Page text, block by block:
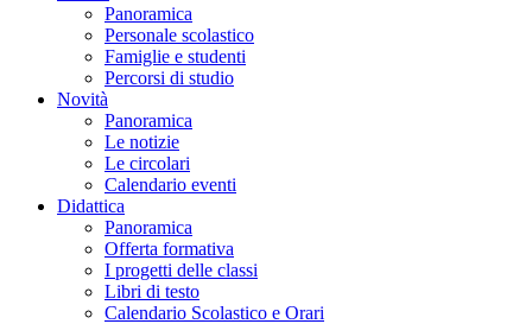
Panoramica
Personale scolastico
Famiglie e studenti
Percorsi di studio
Novità
Panoramica
Le notizie
Le circolari
Calendario eventi
Didattica
Panoramica
Offerta formativa
I progetti delle classi
Libri di testo
Calendario Scolastico e Orari